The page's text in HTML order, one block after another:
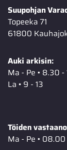
Suupohjan
Topeeka 71
61800
Auki arkisin:
Ma - Pe • 8.30 -
La • 9 - 13
Töiden
Ma - Pe •